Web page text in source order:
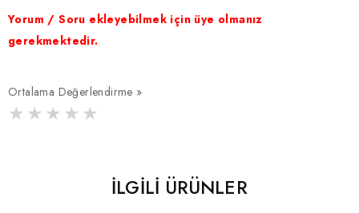
Yorum / Soru ekleyebilmek için üye olmanız
gerekmektedir.
Ortalama Değerlendirme »
İLGILI ÜRÜNLER